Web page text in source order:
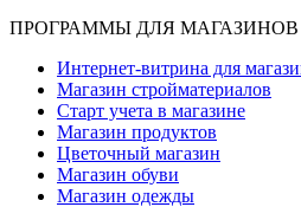
ПРОГРАММЫ ДЛЯ МАГАЗИНОВ
Интернет-витрина для
Магазин стройматериалов
Старт учета в магазине
Магазин продуктов
Цветочный магазин
Магазин обуви
Магазин одежды